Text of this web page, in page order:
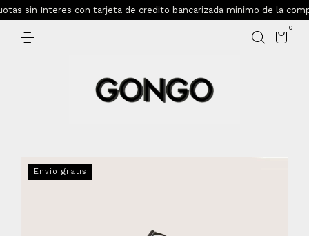
sin Interes con tarjeta de credito bancarizada minimo de la compra
0
Envío gratis